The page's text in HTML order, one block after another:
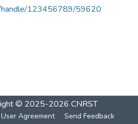
handle/123456789/59620
© 2025-2026 CNRST
Agreement Send Feedback